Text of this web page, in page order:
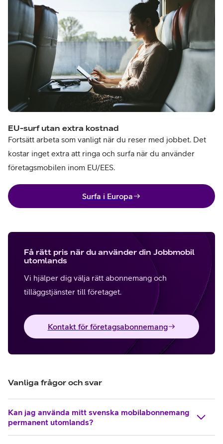
EU-surf utan extra kostnad
Fortsätt arbeta som vanligt när du reser med jobbet. Det
kostar inget extra att ringa och surfa när du använder
företagsmobilen inom EU/EES.
Surfa i Europa
Få rätt pris när du använder din Jobbmobil
utomlands
Vi hjälper dig välja rätt abonnemang och
tilläggstjänster till företaget.
Kontakt för företagsabonnemang
Vanliga frågor och svar
Kan jag använda mitt svenska mobilabonnemang
permanent utomlands?